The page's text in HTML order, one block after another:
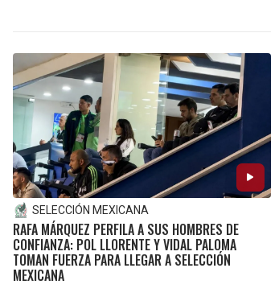
SELECCIÓN MEXICANA
RAFA MÁRQUEZ PERFILA A SUS HOMBRES DE
CONFIANZA: POL LLORENTE Y VIDAL PALOMA
TOMAN FUERZA PARA LLEGAR A SELECCIÓN
MEXICANA